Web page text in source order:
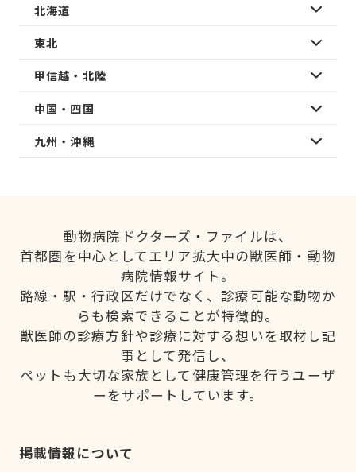
北海道
東北
甲信越・北陸
中国・四国
九州・沖縄
動物病院ドクターズ・ファイルは、
首都圏を中心としてエリア拡大中の獣医師・動物
病院情報サイト。
路線・駅・行政区だけでなく、診療可能な動物か
らも検索できることが特徴的。
獣医師の診療方針や診療に対する想いを取材し記
事として発信し、
ペットも大切な家族として健康管理を行うユーザ
ーをサポートしています。
掲載情報について